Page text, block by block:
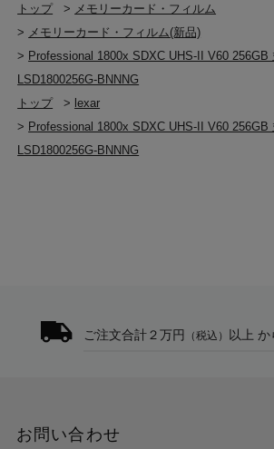
トップ
> メモリーカード・フィルム
> メモリーカード・フィルム(新品)
> Professional 1800x SDXC UHS-II V60 256GB
LSD1800256G-BNNNG
トップ
> lexar
> Professional 1800x SDXC UHS-II V60 256GB
LSD1800256G-BNNNG
ご注文合計２万円 （税込） 以上 か
お問い合わせ